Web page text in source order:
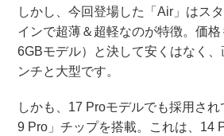
しかし、今回登場した「Air」はス
インで超薄＆超軽なのが特徴。価
6GBモデル）と決して安くはなく、
ンチと大型です。
しかも、17 Proモデルでも採用さ
9 Pro」チップを搭載。これは、14